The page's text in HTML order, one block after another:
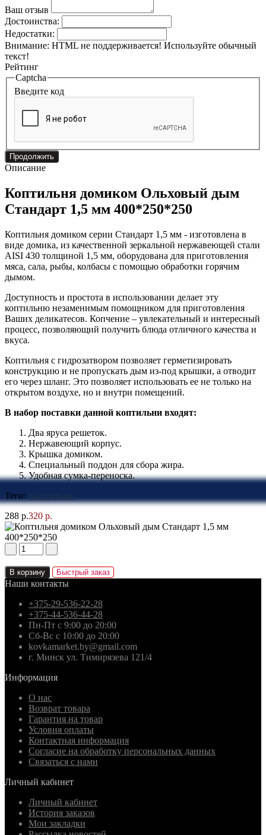
Ваш отзыв
Достоинства:
Недостатки:
Внимание: HTML не поддерживается! Используйте обычный
текст!
Рейтинг
Captcha
Введите код
Продолжить
Описание
Коптильня домиком Ольховый дым
Стандарт 1,5 мм 400*250*250
Коптильня домиком серии Стандарт 1,5 мм - изготовлена в
виде домика, из качественной зеркальной нержавеющей стали
AISI 430 толщиной 1,5 мм, оборудована для приготовления
мяса, сала, рыбы, колбасы с помощью обработки горячим
дымом.
Доступность и простота в использовании делает эту
коптильню незаменимым помощником для приготовления
Ваших деликатесов. Копчение – увлекательный и интересный
процесс, позволяющий получить блюда отличного качества и
вкуса.
Коптильня с гидрозатвором позволяет герметизировать
конструкцию и не пропускать дым из-под крышки, а отводит
его через шланг. Это позволяет использовать ее не только на
открытом воздухе, но и внутри помещений.
В набор поставки данной коптильни входят:
Два яруса решеток.
Нержавеющий корпус.
Крышка домиком.
Специальный поддон для сбора жира.
Удобная сумка-переноска.
Теги: Коптильни
288 р.320 р.
В корзину Быстрый заказ
Наши контакты
+375-29-536-22-28
+375-44-536-44-28
Пн-Пт с 9:00 до 20:00
Сб-Вс с 10:00 до 20:00
kovkamarket.by@gmail.com
г. Минск ул. Тимирязева 121/4
Информация
О нас
Возврат товара
Гарантия на товар
Условия оплаты
Контактная информация
Согласие на обработку персональных данных
Связаться с нами
Личный кабинет
Личный кабинет
История заказов
Мои закладки